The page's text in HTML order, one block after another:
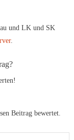
und LK und SK
.
Beitrag bewertet.